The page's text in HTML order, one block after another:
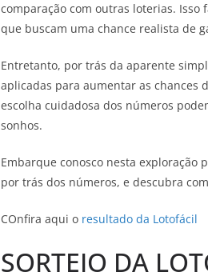
comparação com outras loterias.
que buscam uma chance realista de
Entretanto, por trás da aparente
aplicadas para aumentar as chances
escolha cuidadosa dos números
sonhos.
Embarque conosco nesta exploração
por trás dos números, e descubra
COnfira aqui o resultado da Lotofácil
SORTEIO DA